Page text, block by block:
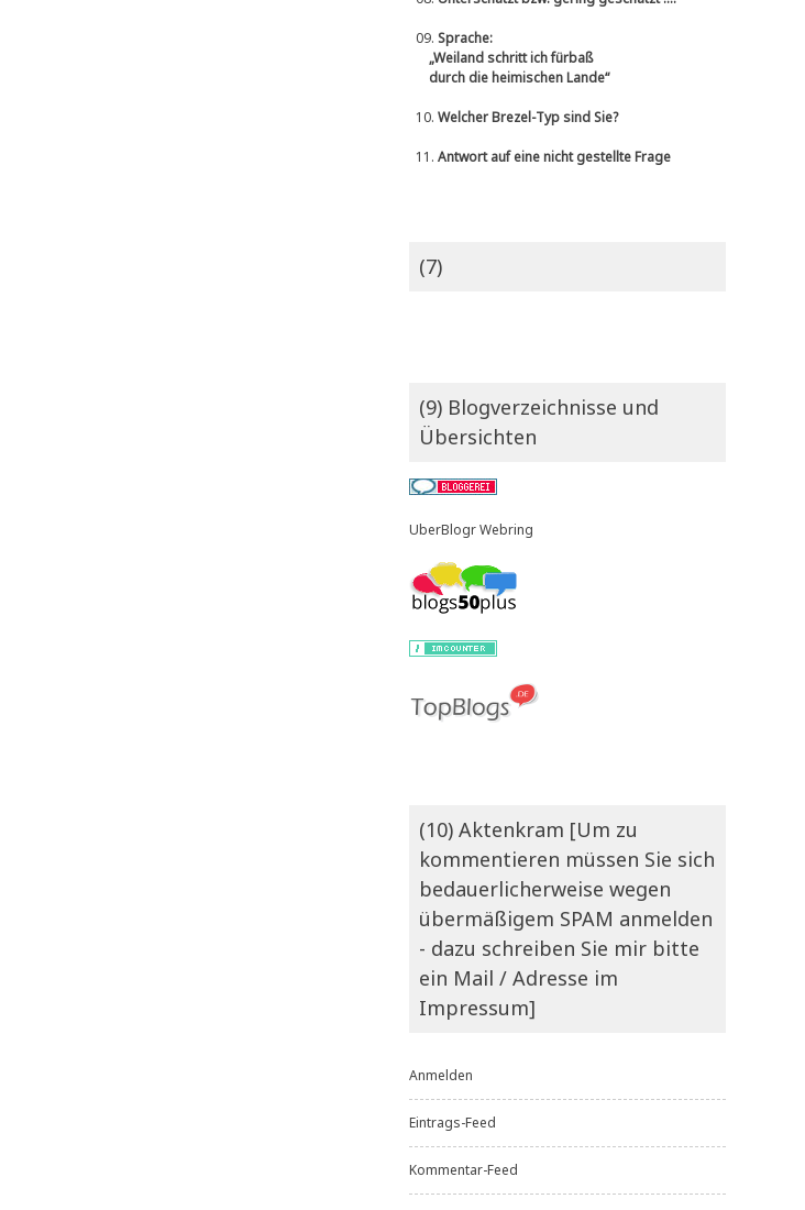
09. Sprache:
„Weiland schritt ich fürbaß
durch die heimischen Lande“
10. Welcher Brezel-Typ sind Sie?
11. Antwort auf eine nicht gestellte Frage
(7)
(9) Blogverzeichnisse und
Übersichten
UberBlogr Webring
(10) Aktenkram [Um zu
kommentieren müssen Sie sich
bedauerlicherweise wegen
übermäßigem SPAM anmelden
- dazu schreiben Sie mir bitte
ein Mail / Adresse im
Impressum]
Anmelden
Eintrags-Feed
Kommentar-Feed